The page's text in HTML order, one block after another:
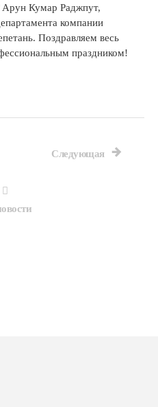
Кумар Раджпут,
компании
Поздравляем весь
праздником!
Следующая